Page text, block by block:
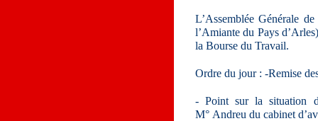
L’Assemblée Générale
l’Amiante du Pays
la Bourse du Travail.
Ordre du jour : -Remise
- Point sur la situation
M° Andreu du cabinet